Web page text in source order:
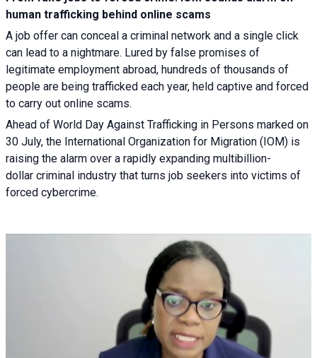
human trafficking behind online scams
A job offer can conceal a criminal network and a single click
can lead to a nightmare. Lured by false promises of
legitimate employment abroad, hundreds of thousands of
people are being trafficked each year, held captive and forced
to carry out online scams.
Ahead of World Day Against Trafficking in Persons marked on
30 July, the International Organization for Migration (IOM) is
raising the alarm over a rapidly expanding multibillion-
dollar criminal industry that turns job seekers into victims of
forced cybercrime.